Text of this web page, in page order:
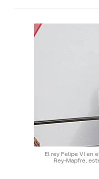
El rey Felipe VI en
Rey-Mapfre,